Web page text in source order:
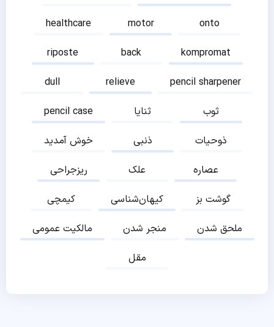
healthcare
motor
onto
riposte
back
kompromat
dull
relieve
pencil sharpener
pencil case
ثنایا
ثوب
خوش آمدید
ذنبی
ذوحیات
ریزجراحی
علک
عصاره
کیمچی
کیهان‌شناسی
گوشت بز
مالکیت عمومی
منجر شدن
ملحق شدن
مقل